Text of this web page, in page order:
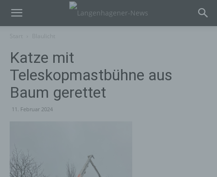
Katze mit
Teleskopmastbühne aus
Baum gerettet
11. Februar 2024